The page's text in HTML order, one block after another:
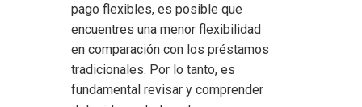
pago flexibles, es posible que
encuentres una menor flexibilidad
en comparación con los préstamos
tradicionales. Por lo tanto, es
fundamental revisar y comprender